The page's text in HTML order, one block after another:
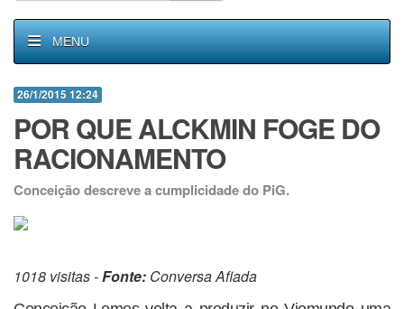
MENU
26/1/2015 12:24
POR QUE ALCKMIN FOGE DO
RACIONAMENTO
Conceição descreve a cumplicidade do PiG.
1018 visitas -Fonte: Conversa Afiada